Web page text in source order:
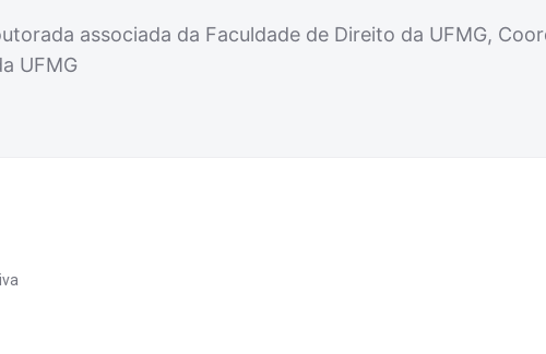
associada da Faculdade de Direito da UFMG,
UFMG